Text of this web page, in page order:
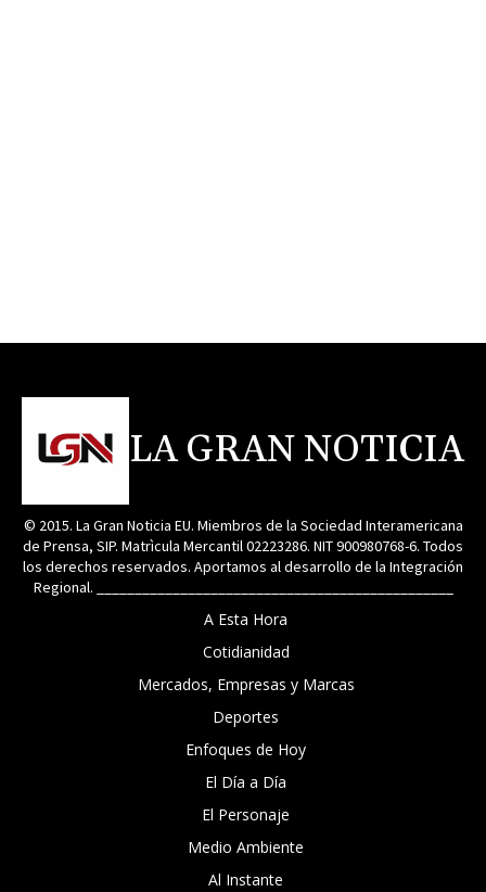
LA GRAN NOTICIA
© 2015. La Gran Noticia EU. Miembros de la Sociedad Interamericana
de Prensa, SIP. Matrìcula Mercantil 02223286. NIT 900980768-6. Todos
los derechos reservados. Aportamos al desarrollo de la Integración
Regional. _______________________________________________
A Esta Hora
Cotidianidad
Mercados, Empresas y Marcas
Deportes
Enfoques de Hoy
El Día a Día
El Personaje
Medio Ambiente
Al Instante